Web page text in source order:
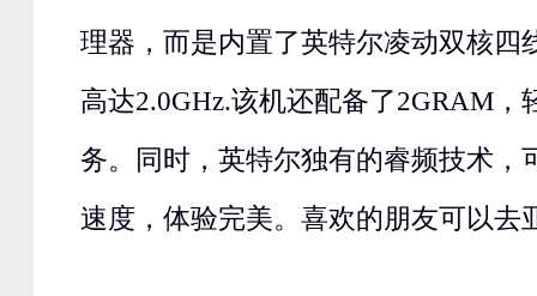
理器，而是内置了英特尔凌动双核四
高达2.0GHz.该机还配备了2GRAM，
务。同时，英特尔独有的睿频技术，
速度，体验完美。喜欢的朋友可以去